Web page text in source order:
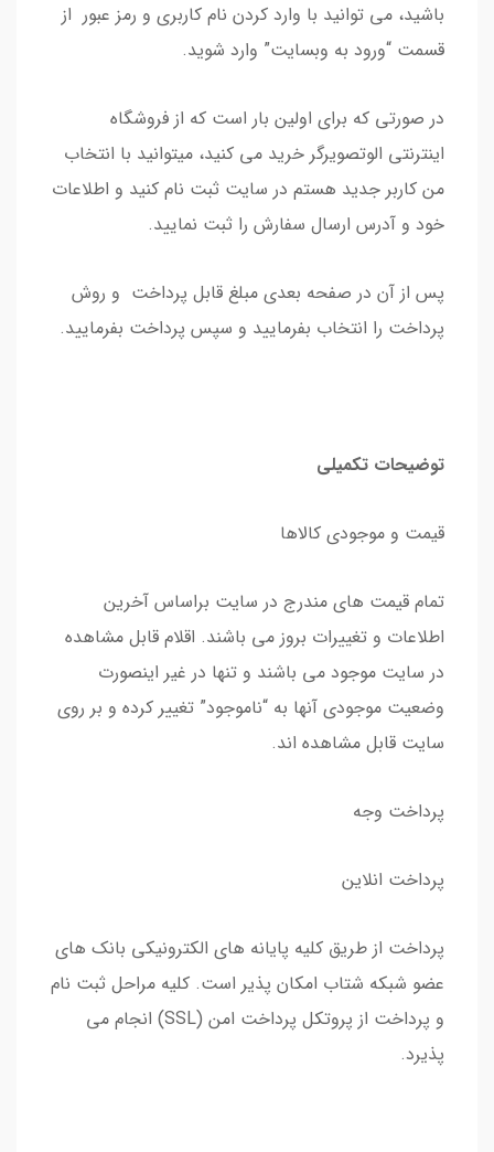
باشید، می توانید با وارد کردن نام کاربری و رمز عبور از
قسمت “ورود به وبسایت” وارد شوید.
در صورتی که برای اولین بار است که از فروشگاه
اینترنتی الوتصویرگر خرید می کنید، میتوانید با انتخاب
من کاربر جدید هستم در سایت ثبت نام کنید و اطلاعات
خود و آدرس ارسال سفارش را ثبت نمایید.
پس از آن در صفحه بعدی مبلغ قابل پرداخت و روش
پرداخت را انتخاب بفرمایید و سپس پرداخت بفرمایید.
توضیحات تکمیلی
قیمت و موجودی کالاها
تمام قیمت های مندرج در سایت براساس آخرین
اطلاعات و تغییرات بروز می باشند. اقلام قابل مشاهده
در سایت موجود می باشند و تنها در غیر اینصورت
وضعیت موجودی آنها به “ناموجود” تغییر کرده و بر روی
سایت قابل مشاهده اند.
پرداخت وجه
پرداخت انلاین
پرداخت از طریق کلیه پایانه های الکترونیکی بانک های
عضو شبکه شتاب امکان پذیر است. کلیه مراحل ثبت نام
و پرداخت از پروتکل پرداخت امن (SSL) انجام می
پذیرد.